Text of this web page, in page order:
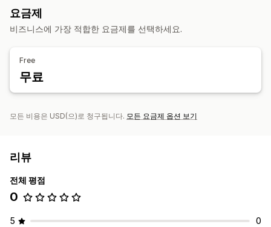
워크플로 자동화
결제 알림
고객 되찾기 캠페인
할인 혜택
요금제
비즈니스에 가장 적합한 요금제를 선택하세요.
Free
무료
모든 비용은 USD(으)로 청구됩니다. 모든 요금제 옵션 보기
리뷰
전체 평점
0
5
0